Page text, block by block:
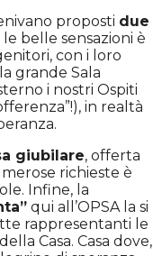
proposti due
belle sensazioni è
con i loro
grande Sala
i nostri Ospiti
in realtà
giubilare, offerta
richieste è
Infine, la
qui all’OPSA la si
rappresentanti le
Casa. Casa dove,